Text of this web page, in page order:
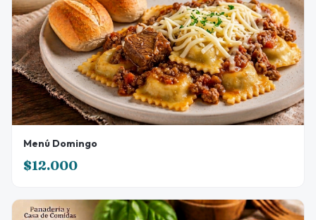
Menú Domingo
$12.000